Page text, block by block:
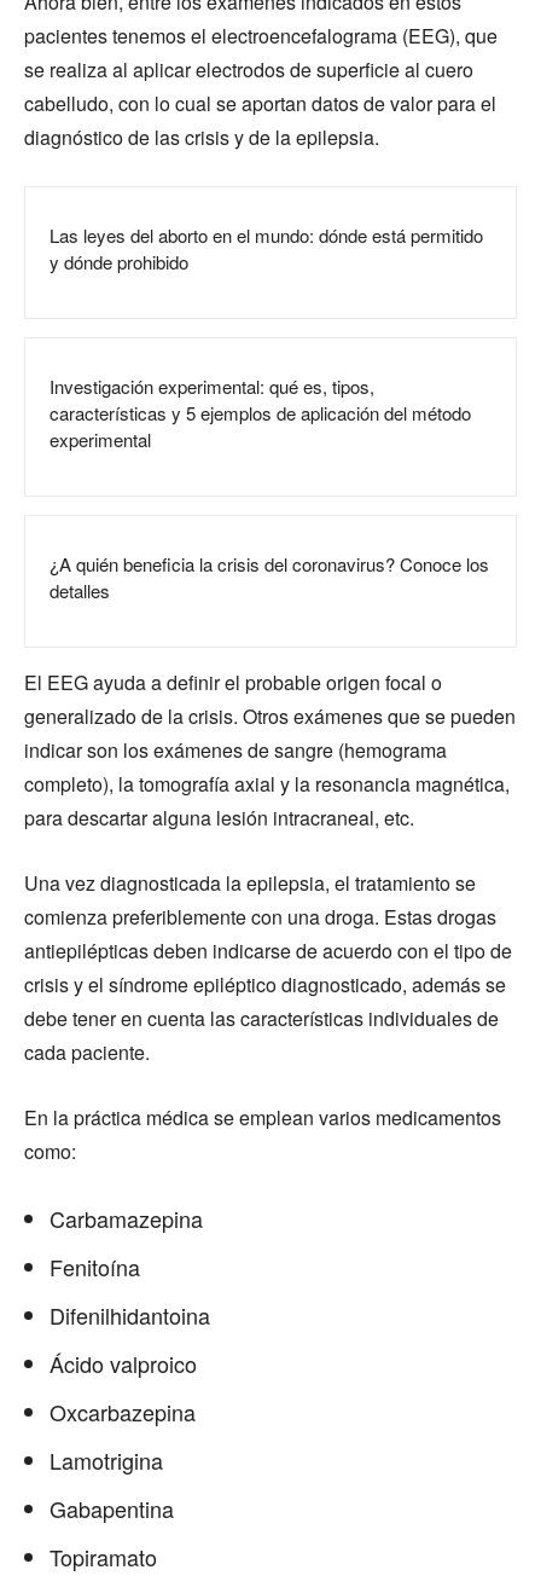
pacientes tenemos el electroencefalograma (EEG), que
se realiza al aplicar electrodos de superficie al cuero
cabelludo, con lo cual se aportan datos de valor para el
diagnóstico de las crisis y de la epilepsia.
Las leyes del aborto en el mundo: dónde está permitido
y dónde prohibido
Investigación experimental: qué es, tipos,
características y 5 ejemplos de aplicación del método
experimental
¿A quién beneficia la crisis del coronavirus? Conoce los
detalles
El EEG ayuda a definir el probable origen focal o
generalizado de la crisis. Otros exámenes que se pueden
indicar son los exámenes de sangre (hemograma
completo), la tomografía axial y la resonancia magnética,
para descartar alguna lesión intracraneal, etc.
Una vez diagnosticada la epilepsia, el tratamiento se
comienza preferiblemente con una droga. Estas drogas
antiepilépticas deben indicarse de acuerdo con el tipo de
crisis y el síndrome epiléptico diagnosticado, además se
debe tener en cuenta las características individuales de
cada paciente.
En la práctica médica se emplean varios medicamentos
como:
Carbamazepina
Fenitoína
Difenilhidantoina
Ácido valproico
Oxcarbazepina
Lamotrigina
Gabapentina
Topiramato